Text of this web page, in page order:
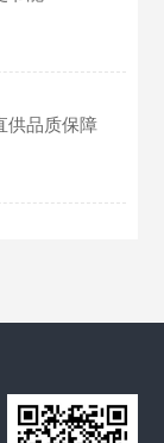
供品质保障